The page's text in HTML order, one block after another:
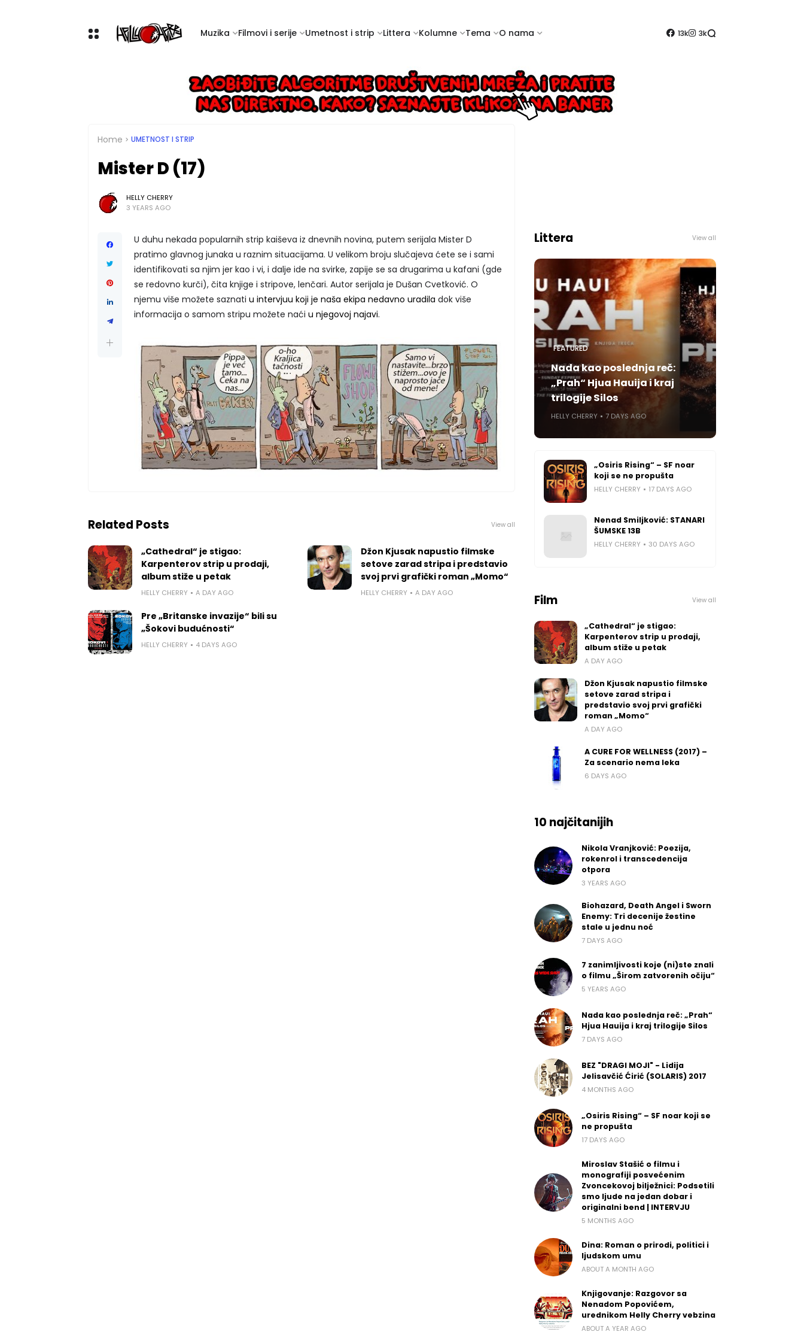
Muzika Filmovi i serije Umetnost i strip Littera Kolumne Tema O nama 13k 3k
Home UMETNOST I STRIP
Mister D (17)
HELLY CHERRY
3 YEARS AGO
U duhu nekada popularnih strip kaiševa iz dnevnih novina, putem serijala Mister D
pratimo glavnog junaka u raznim situacijama. U velikom broju slučajeva ćete se i sami
identifikovati sa njim jer kao i vi, i dalje ide na svirke, zapije se sa drugarima u kafani (gde
se redovno kurči), čita knjige i stripove, lenčari. Autor serijala je Dušan Cvetković. O
njemu više možete saznati u intervjuu koji je naša ekipa nedavno uradila dok više
informacija o samom stripu možete naći u njegovoj najavi.
Related Posts View all
„Cathedral“ je stigao:
Karpenterov strip u prodaji,
album stiže u petak
HELLY CHERRY A DAY AGO
Džon Kjusak napustio filmske
setove zarad stripa i predstavio
svoj prvi grafički roman „Momo“
HELLY CHERRY A DAY AGO
Pre „Britanske invazije“ bili su
„Šokovi budućnosti“
HELLY CHERRY 4 DAYS AGO
Littera View all
FEATURED
Nada kao poslednja reč:
„Prah“ Hjua Hauija i kraj
trilogije Silos
HELLY CHERRY 7 DAYS AGO
„Osiris Rising“ – SF noar
koji se ne propušta
HELLY CHERRY 17 DAYS AGO
Nenad Smiljković: STANARI
ŠUMSKE 13B
HELLY CHERRY 30 DAYS AGO
Film View all
„Cathedral“ je stigao:
Karpenterov strip u prodaji,
album stiže u petak
A DAY AGO
Džon Kjusak napustio filmske
setove zarad stripa i
predstavio svoj prvi grafički
roman „Momo“
A DAY AGO
A CURE FOR WELLNESS (2017) –
Za scenario nema leka
6 DAYS AGO
10 najčitanijih
Nikola Vranjković: Poezija,
rokenrol i transcedencija
otpora
3 YEARS AGO
Biohazard, Death Angel i Sworn
Enemy: Tri decenije žestine
stale u jednu noć
7 DAYS AGO
7 zanimljivosti koje (ni)ste znali
o filmu „Širom zatvorenih očiju“
5 YEARS AGO
Nada kao poslednja reč: „Prah“
Hjua Hauija i kraj trilogije Silos
7 DAYS AGO
BEZ "DRAGI MOJI" - Lidija
Jelisavčić Ćirić (SOLARIS) 2017
4 MONTHS AGO
„Osiris Rising“ – SF noar koji se
ne propušta
17 DAYS AGO
Miroslav Stašić o filmu i
monografiji posvećenim
Zvoncekovoj bilježnici: Podsetili
smo ljude na jedan dobar i
originalni bend | INTERVJU
5 MONTHS AGO
Dina: Roman o prirodi, politici i
ljudskom umu
ABOUT A MONTH AGO
Knjigovanje: Razgovor sa
Nenadom Popovićem,
urednikom Helly Cherry vebzina
ABOUT A YEAR AGO